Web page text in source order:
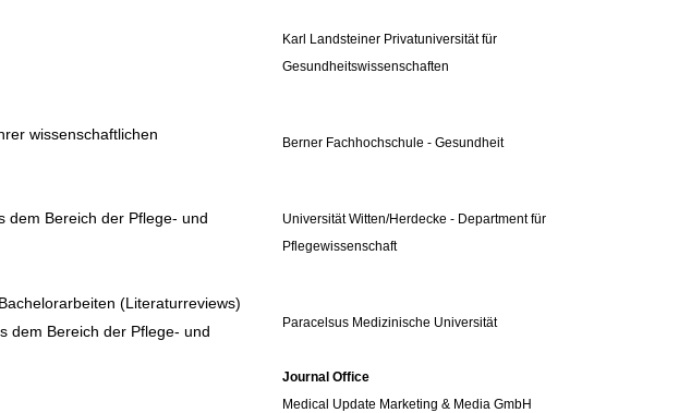
Karl Landsteiner Privatuniversität für
Gesundheitswissenschaften
Berner Fachhochschule - Gesundheit
Universität Witten/Herdecke - Department für
Pflegewissenschaft
Paracelsus Medizinische Universität
Journal Office
Medical Update Marketing & Media GmbH
wissenschaftlichen
dem Bereich der Pflege- und
(Literaturreviews)
dem Bereich der Pflege- und